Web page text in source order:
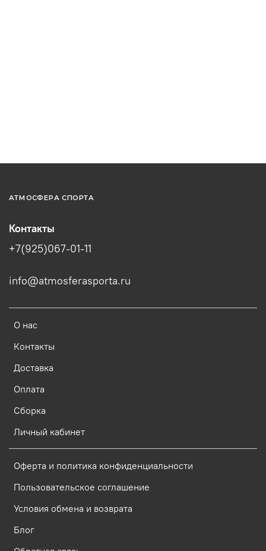
АТМОСФЕРА СПОРТА
О нас
Контакты
Доставка
Оплата
Сборка
Личный кабинет
Оферта и политика конфиденциальности
Пользовательское соглашение
Условия обмена и возврата
Блог
Контакты
+7(925)067-01-11
info@atmosferasporta.ru